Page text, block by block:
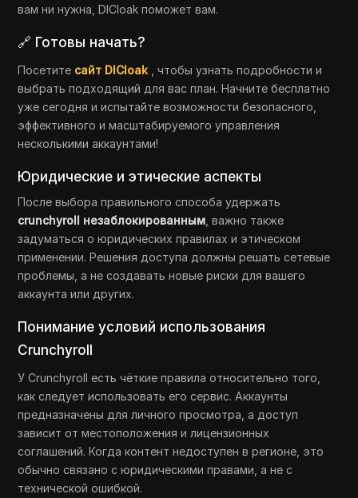
вам ни нужна, DICloak поможет вам.
🔗 Готовы начать?
Посетите сайт DICloak, чтобы узнать подробности и
выбрать подходящий для вас план. Начните бесплатно
уже сегодня и испытайте возможности безопасного,
эффективного и масштабируемого управления
несколькими аккаунтами!
Юридические и этические аспекты
После выбора правильного способа удержать
crunchyroll незаблокированным, важно также
задуматься о юридических правилах и этическом
применении. Решения доступа должны решать сетевые
проблемы, а не создавать новые риски для вашего
аккаунта или других.
Понимание условий использования
Crunchyroll
У Crunchyroll есть чёткие правила относительно того,
как следует использовать его сервис. Аккаунты
предназначены для личного просмотра, а доступ
зависит от местоположения и лицензионных
соглашений. Когда контент недоступен в регионе, это
обычно связано с юридическими правами, а не с
технической ошибкой.